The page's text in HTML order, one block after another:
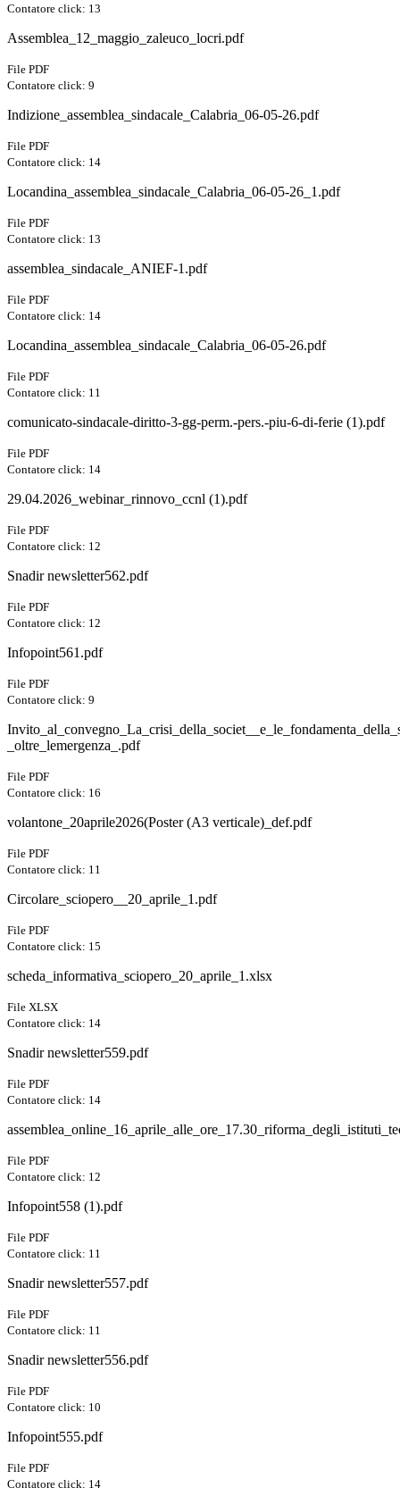
Contatore click: 13
Assemblea_12_maggio_zaleuco_locri.pdf
File PDF
Contatore click: 9
Indizione_assemblea_sindacale_Calabria_06-05-26.pdf
File PDF
Contatore click: 14
Locandina_assemblea_sindacale_Calabria_06-05-26_1.pdf
File PDF
Contatore click: 13
assemblea_sindacale_ANIEF-1.pdf
File PDF
Contatore click: 14
Locandina_assemblea_sindacale_Calabria_06-05-26.pdf
File PDF
Contatore click: 11
comunicato-sindacale-diritto-3-gg-perm.-pers.-piu-6-di-ferie (1).pdf
File PDF
Contatore click: 14
29.04.2026_webinar_rinnovo_ccnl (1).pdf
File PDF
Contatore click: 12
Snadir newsletter562.pdf
File PDF
Contatore click: 12
Infopoint561.pdf
File PDF
Contatore click: 9
_oltre_lemergenza_.pdf
File PDF
Contatore click: 16
volantone_20aprile2026(Poster (A3 verticale)_def.pdf
File PDF
Contatore click: 11
Circolare_sciopero__20_aprile_1.pdf
File PDF
Contatore click: 15
scheda_informativa_sciopero_20_aprile_1.xlsx
File XLSX
Contatore click: 14
Snadir newsletter559.pdf
File PDF
Contatore click: 14
File PDF
Contatore click: 12
Infopoint558 (1).pdf
File PDF
Contatore click: 11
Snadir newsletter557.pdf
File PDF
Contatore click: 11
Snadir newsletter556.pdf
File PDF
Contatore click: 10
Infopoint555.pdf
File PDF
Contatore click: 14